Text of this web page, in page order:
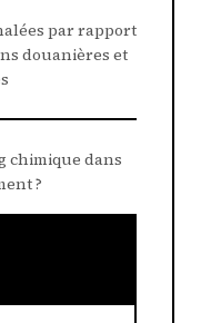
par rapport
douanières et
chimique dans
?